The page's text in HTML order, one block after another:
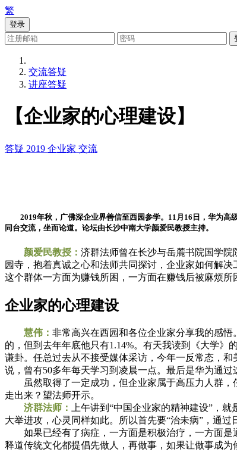
繁
登录
交流答疑
讲座答疑
【企业家的心理建设】
答疑 2019 企业家 交流
2019年秋，广佛深企业界善信至西园参学。11月16日，华为高
同台交流，坐而论道。论坛由长沙中南大学颜爱民教授主持。
颜爱民教授： 济群法师曾在长沙与岳麓书院国学
园寺，抱着真诚之心和法师共同探讨，企业家如何解
这个群体一方面为赚钱所困，一方面在赚钱后被麻烦
企业家的心理建设
慧伟： 非常高兴在西园和各位企业家分享我的感
的，但到去年年底他只有1.14%。有天我读到《大学
谦卦。任总过去从不接受媒体采访，今年一反常态，
说，曾有50多年每天学习到凌晨一点。最后是华为通
虽然取得了一定成功，但企业家属于高压力人群，
走出来？望法师开示。
济群法师：
上午讲到“中国企业家的精神建设”，
大举进攻，心灵同样如此。所以首先要“治未病”，通
如果已经有了病症，一方面是积极治疗，一方面是
释道传统文化都提倡先做人，再做事，如果让做事成